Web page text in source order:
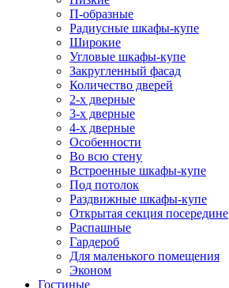
П-образные
Радиусные шкафы-купе
Широкие
Угловые шкафы-купе
Закругленный фасад
Количество дверей
2-х дверные
3-х дверные
4-х дверные
Особенности
Во всю стену
Встроенные шкафы-купе
Под потолок
Раздвижные шкафы-купе
Открытая секция посередине
Распашные
Гардероб
Для маленького помещения
Эконом
Гостиные